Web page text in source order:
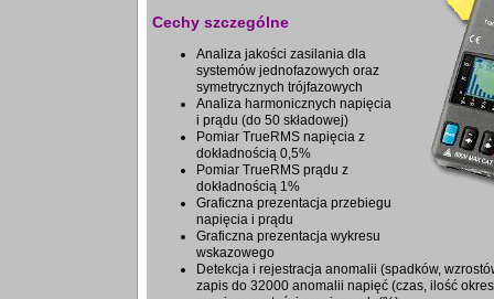
Cechy szczególne
Analiza jakości zasilania dla
systemów jednofazowych oraz
symetrycznych trójfazowych
Analiza harmonicznych napięcia
i prądu (do 50 składowej)
Pomiar TrueRMS napięcia z
dokładnością 0,5%
Pomiar TrueRMS prądu z
dokładnością 1%
Graficzna prezentacja przebiegu
napięcia i prądu
Graficzna prezentacja wykresu
wskazowego
Detekcja i rejestracja anomalii (spadków,
zapis do 32000 anomalii napięć (czas, ilość